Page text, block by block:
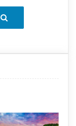
Search